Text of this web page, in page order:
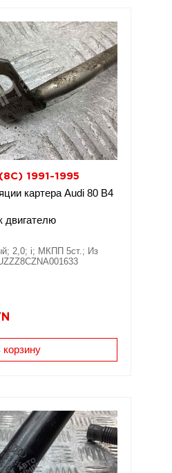
1991-1995
картера Audi 80 B4
двигателю
2,0; i; МКПП 5ст.; Из
корзину